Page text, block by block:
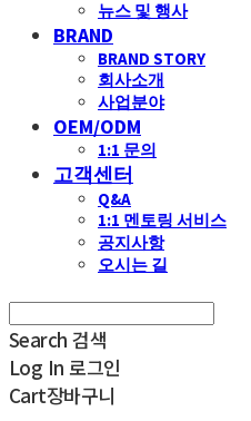
뉴스 및 행사
BRAND
BRAND STORY
회사소개
사업분야
OEM/ODM
1:1 문의
고객센터
Q&A
1:1 멘토링 서비스
공지사항
오시는 길
Search 검색
Log In 로그인
Cart장바구니